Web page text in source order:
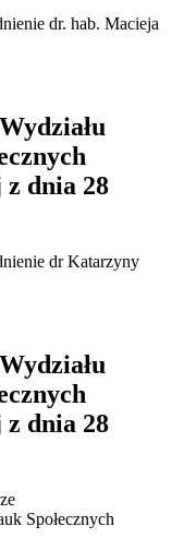
dr. hab. Macieja
dnia 28
dr Katarzyny
dnia 28
Społecznych